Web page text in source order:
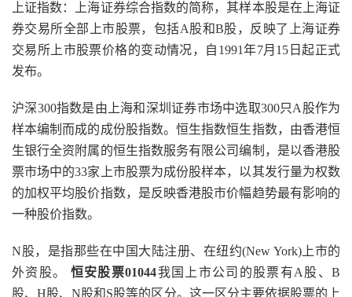
上证指数：上海证券综合指数的简称，其样本股是在上海证
券交易所全部上市股票，包括A股和B股，反映了上海证券
交易所上市股票价格的变动情况，自1991年7月15日起正式
发布。
沪深300指数是由上海和深圳证券市场中选取300只A股作为
样本编制而成的成份股指数。恒生指数恒生指数，由香港恒
生银行全资附属的恒生指数服务有限公司编制，是以香港股
票市场中的33家上市股票为成份股样本，以其发行量为权数
的加权平均股价指数，是反映香港股市价幅趋势最有影响的
一种股价指数。
N股，是指那些在中国大陆注册、在纽约(New York)上市的
外资股。 恒安股票01044我国上市公司的股票有A股、B
股、H股、N股和S股等的区分。这一区分主要依据股票的上